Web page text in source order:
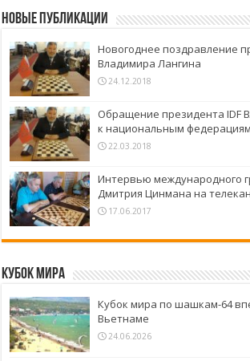
Новые публикации
Новогоднее поздравление
Владимира Лангина
24.12.2018
Обращение президента IDF
к национальным
22.03.2018
Интервью международного
Дмитрия Цинмана на
17.06.2017
Кубок Мира
Кубок мира по шашкам-64
Вьетнаме
24.06.2026